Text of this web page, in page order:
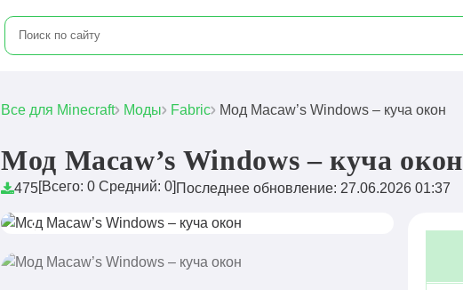
Все для Minecraft Моды Fabric Мод Macaw’s Windows – куча окон
Мод Macaw’s Windows – куча окон
475[Всего: 0 Средний: 0] Последнее обновление: 27.06.2026 01:37